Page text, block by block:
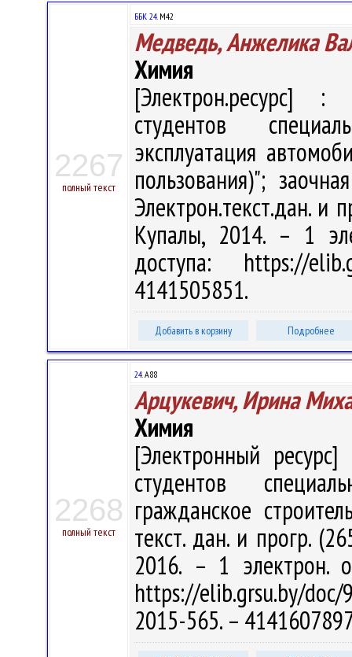
2267
полный текст
ББК 24.М42
Медведь, Анжелика
Химия
[Электрон.ресурс] :
студентов
эксплуатация
пользования)";
Электрон.текст.дан. и
Купалы, 2014. – 1
доступа: https://
4141505851.
Добавить в корзину Подробнее
2268
полный текст
24.А88
Арцукевич, Ирина
Химия
[Электронный
студентов
гражданское
текст. дан. и прогр.
2016. – 1 электрон.
https://elib.grsu.by/
2015-565. –